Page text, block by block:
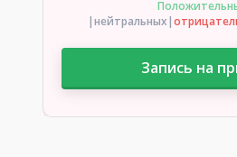
|нейтральных|
Запись на